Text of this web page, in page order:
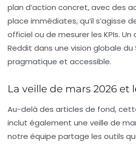
plan d’action concret, avec des
place immédiates, qu’il s’agisse
officiel ou de mesurer les KPIs.
Reddit dans une vision globale
pragmatique et accessible.
La veille de mars 2026 et
Au-delà des articles de fond,
inclut également une veille de
notre équipe partage les outils